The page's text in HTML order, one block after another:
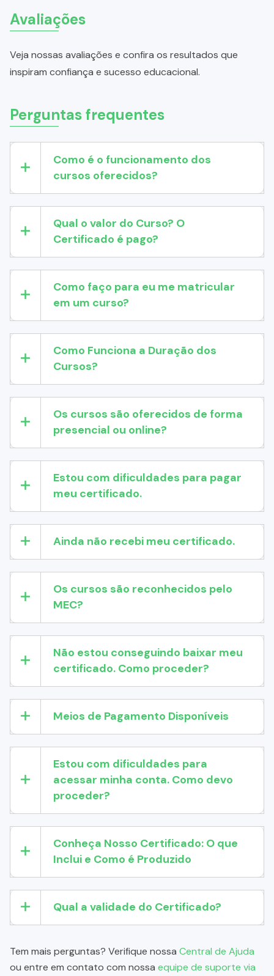
Avaliações
Veja nossas avaliações e confira os resultados que
inspiram confiança e sucesso educacional.
Perguntas frequentes
Como é o funcionamento dos
cursos oferecidos?
Qual o valor do Curso? O
Certificado é pago?
Como faço para eu me matricular
em um curso?
Como Funciona a Duração dos
Cursos?
Os cursos são oferecidos de forma
presencial ou online?
Estou com dificuldades para pagar
meu certificado.
Ainda não recebi meu certificado.
Os cursos são reconhecidos pelo
MEC?
Não estou conseguindo baixar meu
certificado. Como proceder?
Meios de Pagamento Disponíveis
Estou com dificuldades para
acessar minha conta. Como devo
proceder?
Conheça Nosso Certificado: O que
Inclui e Como é Produzido
Qual a validade do Certificado?
Tem mais perguntas? Verifique nossa Central de Ajuda
ou entre em contato com nossa equipe de suporte via